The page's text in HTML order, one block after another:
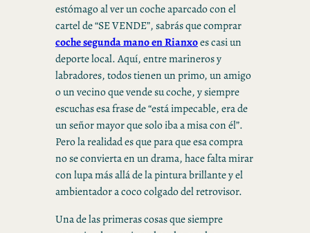
estómago al ver un coche aparcado con el
cartel de “SE VENDE”, sabrás que comprar
coche segunda mano en Rianxoes casi un
deporte local. Aquí, entre marineros y
labradores, todos tienen un primo, un amigo
o un vecino que vende su coche, y siempre
escuchas esa frase de “está impecable, era de
un señor mayor que solo iba a misa con él”.
Pero la realidad es que para que esa compra
no se convierta en un drama, hace falta mirar
con lupa más allá de la pintura brillante y el
ambientador a coco colgado del retrovisor.
Una de las primeras cosas que siempre